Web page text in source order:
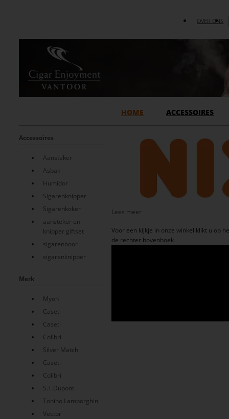
OVER ONS
HOME ACCESSOIRES
Accessoires
Aansteker
Asbak
Humidor
Sigarenknipper
Sigarenkoker
aansteker en
knipper giftset
sigarenboor
sigarenknipper
Merk
Myon
Caseti
Caseti
Colibri
Silver Match
Caseti
Colibri
S.T.Dupont
Tonino Lamborghini
Vector
Lees meer
Voor een kijkje in onze winkel klikt u op
de rechter bovenhoek